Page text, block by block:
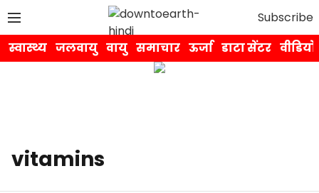
Subscribe
स्वास्थ्य जलवायु वायु समाचार ऊर्जा डाटा सेंटर वीडियो
vitamins